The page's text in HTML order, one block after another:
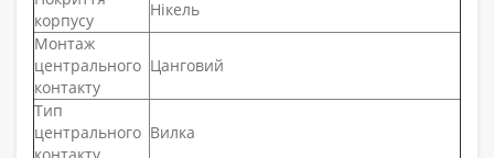
корпусу
Нікель
Монтаж
центрального
контакту
Цанговий
Тип
центрального Вилка